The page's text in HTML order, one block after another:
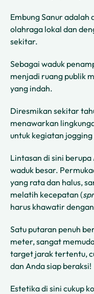
Embung Sanur
olahraga lokal dan
sekitar.
Sebagai waduk
menjadi ruang publik
yang indah.
Diresmikan sekitar
menawarkan
untuk kegiatan jogging
Lintasan di sini berupa
waduk besar.
yang rata dan halus,
melatih kecepatan (
harus khawatir
Satu putaran penuh
meter, sangat
target jarak tertentu,
dan Anda siap beraksi!
Estetika di sini cukup